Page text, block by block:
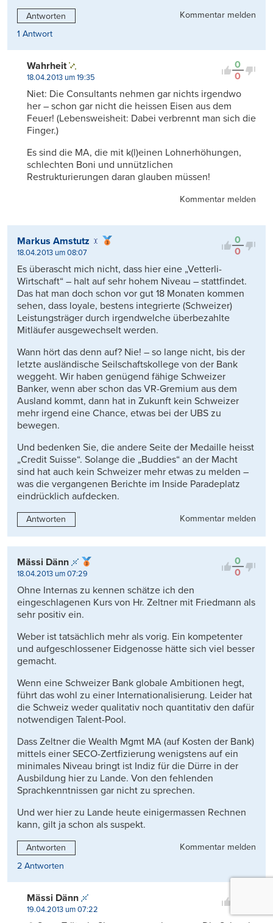
Antworten
Kommentar melden
1 Antwort
0
0
Wahrheit
18.04.2013 um 19:35
Niet: Die Consultants nehmen gar nichts irgendwo
her – schon gar nicht die heissen Eisen aus dem
Feuer! (Lebensweisheit: Dabei verbrennt man sich die
Finger.)
Es sind die MA, die mit k(l)einen Lohnerhöhungen,
schlechten Boni und unnützlichen
Restrukturierungen daran glauben müssen!
Kommentar melden
0
0
Markus Amstutz
18.04.2013 um 08:07
Es überascht mich nicht, dass hier eine „Vetterli-
Wirtschaft“ – halt auf sehr hohem Niveau – stattfindet.
Das hat man doch schon vor gut 18 Monaten kommen
sehen, dass loyale, bestens integrierte (Schweizer)
Leistungsträger durch irgendwelche überbezahlte
Mitläufer ausgewechselt werden.
Wann hört das denn auf? Nie! – so lange nicht, bis der
letzte ausländische Seilschaftskollege von der Bank
weggeht. Wir haben genügend fähige Schweizer
Banker, wenn aber schon das VR-Gremium aus dem
Ausland kommt, dann hat in Zukunft kein Schweizer
mehr irgend eine Chance, etwas bei der UBS zu
bewegen.
Und bedenken Sie, die andere Seite der Medaille heisst
„Credit Suisse“. Solange die „Buddies“ an der Macht
sind hat auch kein Schweizer mehr etwas zu melden –
was die vergangenen Berichte im Inside Paradeplatz
eindrücklich aufdecken.
Antworten Kommentar melden
0
0
Mässi Dänn
18.04.2013 um 07:29
Ohne Internas zu kennen schätze ich den
eingeschlagenen Kurs von Hr. Zeltner mit Friedmann als
sehr positiv ein.
Weber ist tatsächlich mehr als vorig. Ein kompetenter
und aufgeschlossener Eidgenosse hätte sich viel besser
gemacht.
Wenn eine Schweizer Bank globale Ambitionen hegt,
führt das wohl zu einer Internationalisierung. Leider hat
die Schweiz weder qualitativ noch quantitativ den dafür
notwendigen Talent-Pool.
Dass Zeltner die Wealth Mgmt MA (auf Kosten der Bank)
mittels einer SECO-Zertfizierung wenigstens auf ein
minimales Niveau bringt ist Indiz für die Dürre in der
Ausbildung hier zu Lande. Von den fehlenden
Sprachkenntnissen gar nicht zu sprechen.
Und wer hier zu Lande heute einigermassen Rechnen
kann, gilt ja schon als suspekt.
Antworten
Kommentar melden
2 Antworten
Mässi Dänn
19.04.2013 um 07:22